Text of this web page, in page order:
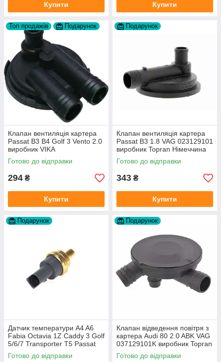
Купити Купити
Топ продажів Подарунок
Клапан вентиляція картера
Passat B3 B4 Golf 3 Vento 2.0
виробник VIKA
Готово до відправки
294 ₴
Купити
Подарунок
Клапан вентиляція картера
Passat B3 1.8 VAG 023129101
виробник Topran Німеччина
Готово до відправки
343 ₴
Купити
Подарунок
Датчик температури A4 A6
Fabia Octavia 1Z Caddy 3 Golf
5/6/7 Transporter T5 Passat
B6 (колір сірий)
Готово до відправки
Подарунок
Клапан відведення повітря з
картера Audi 80 2.0 ABK VAG
037129101K виробник Topran
Німеччина
Готово до відправки